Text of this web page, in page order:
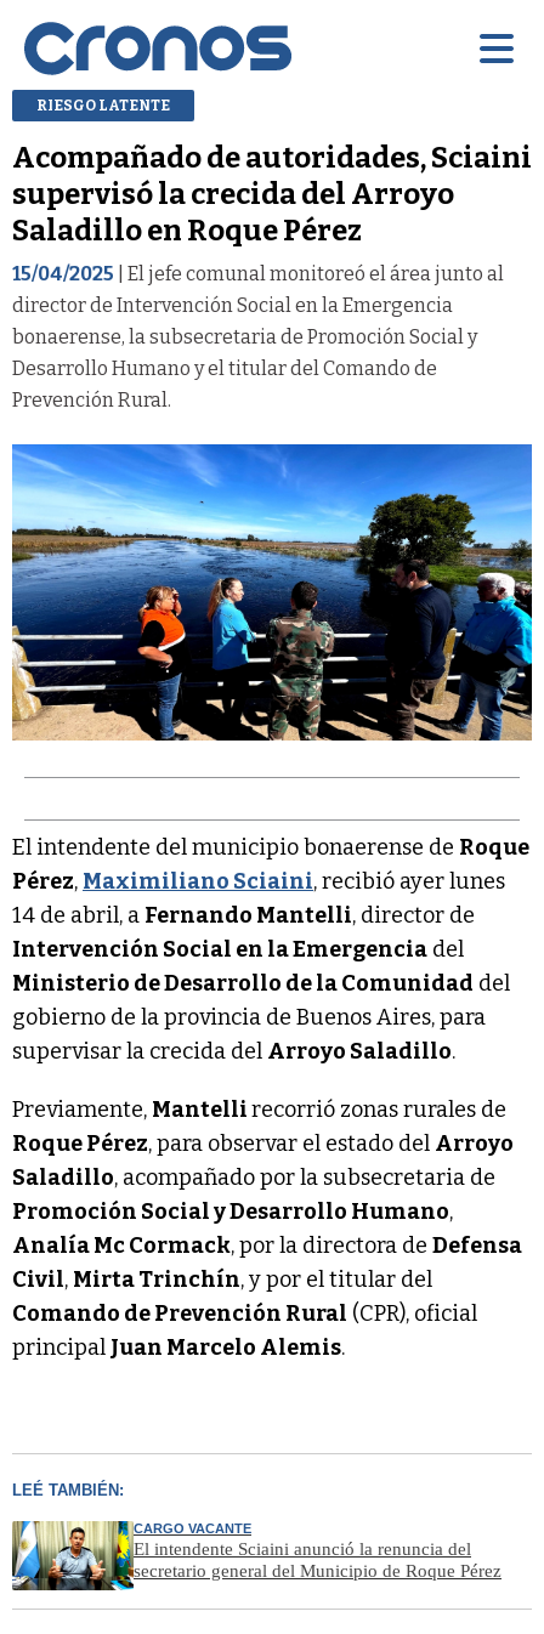
RIESGO LATENTE
Acompañado de autoridades, Sciaini
supervisó la crecida del Arroyo
Saladillo en Roque Pérez
15/04/2025 | El jefe comunal monitoreó el área junto al
director de Intervención Social en la Emergencia
bonaerense, la subsecretaria de Promoción Social y
Desarrollo Humano y el titular del Comando de
Prevención Rural.
El intendente del municipio bonaerense de Roque
Pérez, Maximiliano Sciaini, recibió ayer lunes
14 de abril, a Fernando Mantelli, director de
Intervención Social en la Emergencia del
Ministerio de Desarrollo de la Comunidad del
gobierno de la provincia de Buenos Aires, para
supervisar la crecida del Arroyo Saladillo.
Previamente, Mantellirecorrió zonas rurales de
Roque Pérez, para observar el estado del Arroyo
Saladillo, acompañado por la subsecretaria de
Promoción Social y Desarrollo Humano,
Analía Mc Cormack, por la directora de Defensa
Civil, Mirta Trinchín, y por el titular del
Comando de Prevención Rural (CPR), oficial
principal Juan Marcelo Alemis.
LEÉ TAMBIÉN:
CARGO VACANTE
El intendente Sciaini anunció la renuncia del
secretario general del Municipio de Roque Pérez